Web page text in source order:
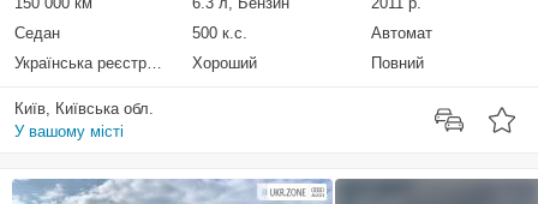
Седан
500 к.с.
Автомат
Українська реєстрація
Хороший Повний
Київ, Київська обл.
У вашому місті